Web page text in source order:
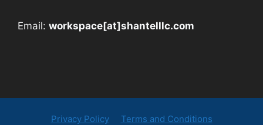
Email: workspace[at]shantelllc.com
Privacy Policy Terms and Conditions